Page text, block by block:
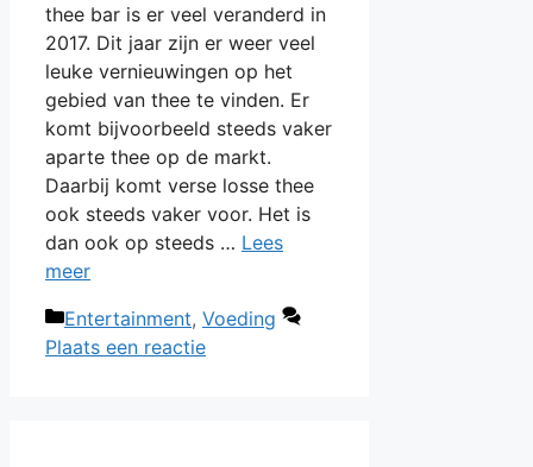
thee bar is er veel veranderd in
2017. Dit jaar zijn er weer veel
leuke vernieuwingen op het
gebied van thee te vinden. Er
komt bijvoorbeeld steeds vaker
aparte thee op de markt.
Daarbij komt verse losse thee
ook steeds vaker voor. Het is
dan ook op steeds … Lees
meer
Categorieën
Entertainment, Voeding
Plaats een reactie